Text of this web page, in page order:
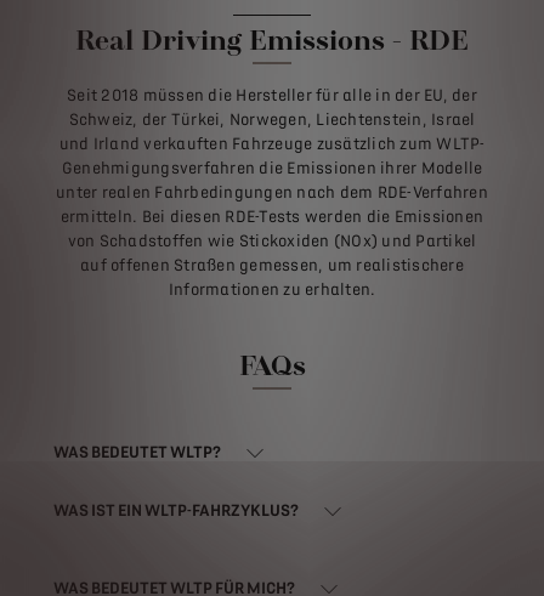
Real Driving Emissions - RDE
Seit 2018 müssen die Hersteller für alle in der EU, der
Schweiz, der Türkei, Norwegen, Liechtenstein, Israel
und Irland verkauften Fahrzeuge zusätzlich zum WLTP-
Genehmigungsverfahren die Emissionen ihrer Modelle
unter realen Fahrbedingungen nach dem RDE-Verfahren
ermitteln. Bei diesen RDE-Tests werden die Emissionen
von Schadstoffen wie Stickoxiden (NOx) und Partikel
auf offenen Straßen gemessen, um realistischere
Informationen zu erhalten.
FAQs
WAS BEDEUTET WLTP?
WAS IST EIN WLTP-FAHRZYKLUS?
WAS BEDEUTET WLTP FÜR MICH?